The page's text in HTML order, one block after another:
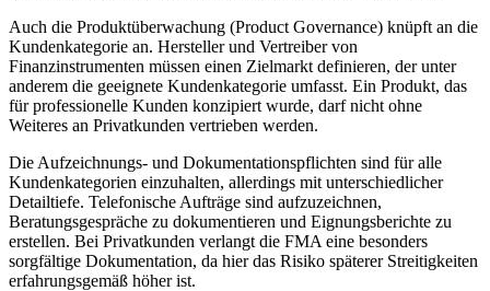
Auch die Produktüberwachung (Product Governance) knüpft an die
Kundenkategorie an. Hersteller und Vertreiber von
Finanzinstrumenten müssen einen Zielmarkt definieren, der unter
anderem die geeignete Kundenkategorie umfasst. Ein Produkt, das
für professionelle Kunden konzipiert wurde, darf nicht ohne
Weiteres an Privatkunden vertrieben werden.
Die Aufzeichnungs- und Dokumentationspflichten sind für alle
Kundenkategorien einzuhalten, allerdings mit unterschiedlicher
Detailtiefe. Telefonische Aufträge sind aufzuzeichnen,
Beratungsgespräche zu dokumentieren und Eignungsberichte zu
erstellen. Bei Privatkunden verlangt die FMA eine besonders
sorgfältige Dokumentation, da hier das Risiko späterer Streitigkeiten
erfahrungsgemäß höher ist.